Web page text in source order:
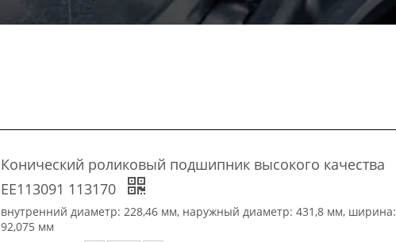
Конический роликовый подшипник высокого качества
EE113091 113170
внутренний диаметр: 228,46 мм, наружный диаметр: 431,8 мм, ширина:
92,075 мм